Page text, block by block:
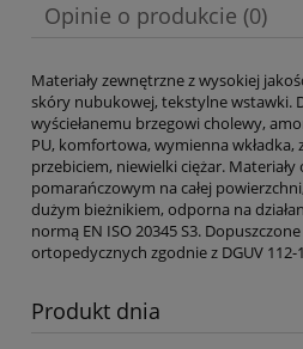
Opinie o produkcie (0)
Materiały zewnętrzne z wysokiej
skóry nubukowej, tekstylne wstawki.
wyściełanemu brzegowi cholewy,
PU, komfortowa, wymienna wkładka,
przebiciem, niewielki ciężar.
pomarańczowym na całej
dużym bieżnikiem, odporna na
normą EN ISO 20345 S3.
ortopedycznych zgodnie z DGUV 112-
Produkt dnia